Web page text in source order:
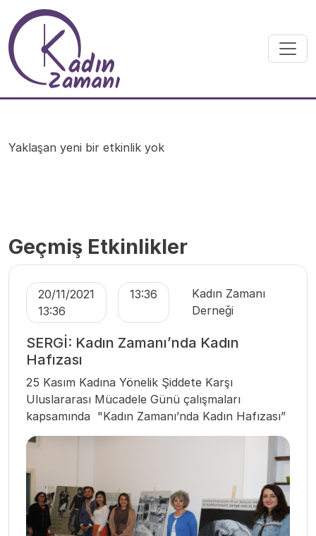
Skip to main content
Yaklaşan yeni bir etkinlik yok
Geçmiş Etkinlikler
20/11/2021
13:36
13:36
Kadın Zamanı
Derneği
SERGİ: Kadın Zamanı’nda Kadın
Hafızası
25 Kasım Kadına Yönelik Şiddete Karşı
Uluslararası Mücadele Günü çalışmaları
kapsamında "Kadın Zamanı’nda Kadın Hafızası”